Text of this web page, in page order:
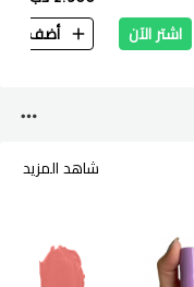
اشتر الآن
( توبي )
أضف
شاهد المزيد